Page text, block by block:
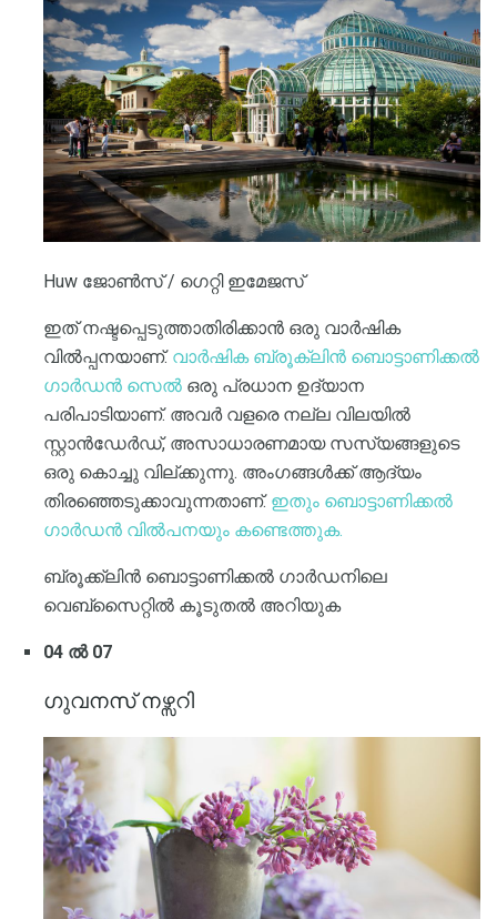
Huw ജോൺസ് / ഗെറ്റി ഇമേജസ്
ഇത് നഷ്ടപ്പെടുത്താതിരിക്കാൻ ഒരു വാർഷിക
വിൽപ്പനയാണ്. വാർഷിക ബ്രൂക്ലിൻ ബൊട്ടാണിക്കൽ
ഗാർഡൻ സെൽ ഒരു പ്രധാന ഉദ്യാന
പരിപാടിയാണ്. അവർ വളരെ നല്ല വിലയിൽ
സ്റ്റാൻഡേർഡ്, അസാധാരണമായ സസ്യങ്ങളുടെ
ഒരു കൊച്ചു വില്ക്കുന്നു. അംഗങ്ങൾക്ക് ആദ്യം
തിരഞ്ഞെടുക്കാവുന്നതാണ്. ഇതും ബൊട്ടാണിക്കൽ
ഗാർഡൻ വിൽപനയും കണ്ടെത്തുക.
ബ്രൂക്ക്ലിൻ ബൊട്ടാണിക്കൽ ഗാർഡനിലെ
വെബ്സൈറ്റിൽ കൂടുതൽ അറിയുക
04 ൽ 07
ഗുവനസ് നഴ്സറി